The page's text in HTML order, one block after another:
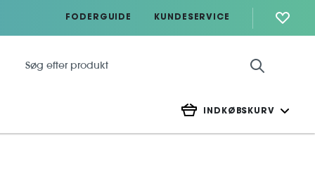
FODERGUIDE KUNDESERVICE
INDKØBSKURV